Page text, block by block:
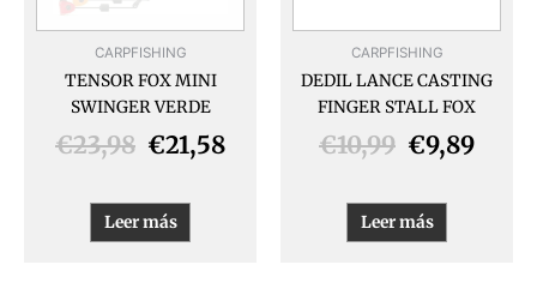
CARPFISHING
TENSOR FOX MINI
SWINGER VERDE
€23,98 €21,58
Leer más
CARPFISHING
DEDIL LANCE CASTING
FINGER STALL FOX
€10,99 €9,89
Leer más